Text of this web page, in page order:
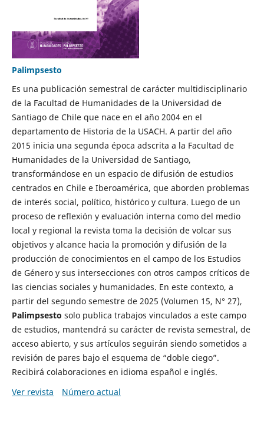
Palimpsesto
Es una publicación semestral de carácter multidisciplinario
de la Facultad de Humanidades de la Universidad de
Santiago de Chile que nace en el año 2004 en el
departamento de Historia de la USACH. A partir del año
2015 inicia una segunda época adscrita a la Facultad de
Humanidades de la Universidad de Santiago,
transformándose en un espacio de difusión de estudios
centrados en Chile e Iberoamérica, que aborden problemas
de interés social, político, histórico y cultura. Luego de un
proceso de reflexión y evaluación interna como del medio
local y regional la revista toma la decisión de volcar sus
objetivos y alcance hacia la promoción y difusión de la
producción de conocimientos en el campo de los Estudios
de Género y sus intersecciones con otros campos críticos de
las ciencias sociales y humanidades. En este contexto, a
partir del segundo semestre de 2025 (Volumen 15, N° 27),
Palimpsesto solo publica trabajos vinculados a este campo
de estudios, mantendrá su carácter de revista semestral, de
acceso abierto, y sus artículos seguirán siendo sometidos a
revisión de pares bajo el esquema de “doble ciego”.
Recibirá colaboraciones en idioma español e inglés.
Ver revista
Número actual